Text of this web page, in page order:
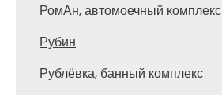
РомАн, автомоечный комплекс
Рубин
Рублёвка, банный комплекс